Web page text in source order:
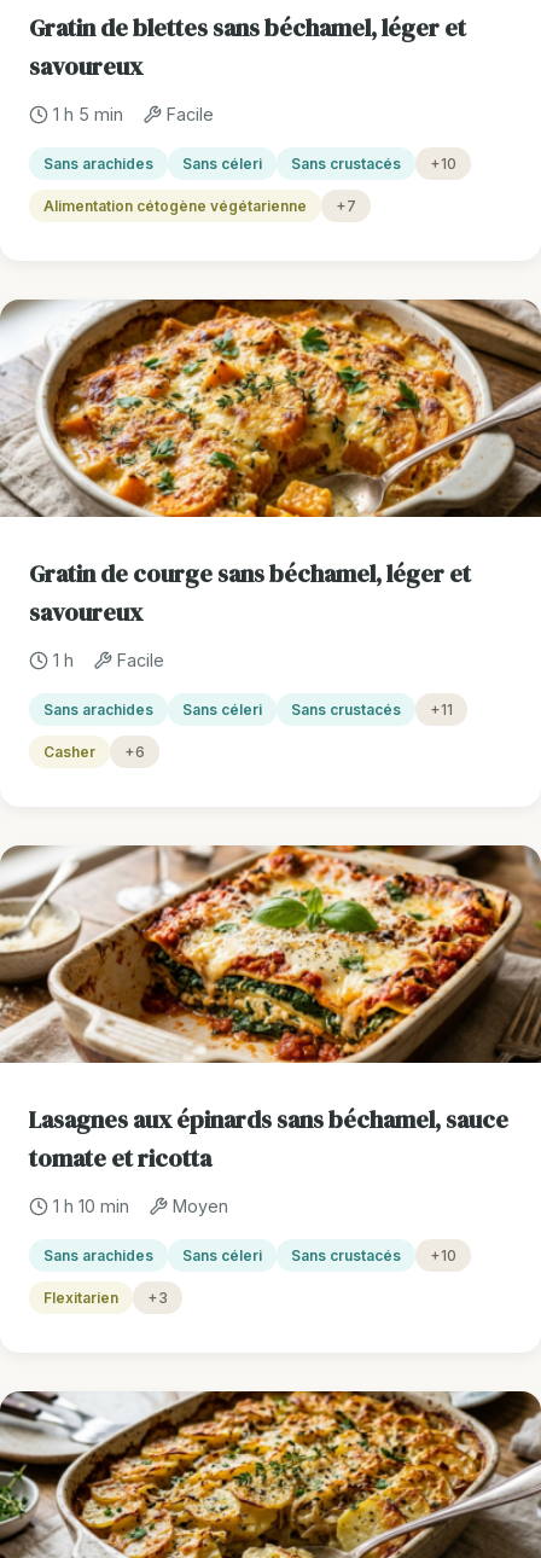
Gratin de blettes sans béchamel, léger et
savoureux
1 h 5 min Facile
Sans arachides Sans céleri Sans crustacés +10
Alimentation cétogène végétarienne +7
Gratin de courge sans béchamel, léger et
savoureux
1 h Facile
Sans arachides Sans céleri Sans crustacés +11
Casher +6
Lasagnes aux épinards sans béchamel, sauce
tomate et ricotta
1 h 10 min Moyen
Sans arachides Sans céleri Sans crustacés +10
Flexitarien +3